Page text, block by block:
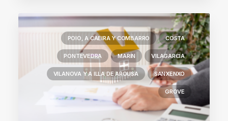
POIO, A CAEIRA Y COMBARRO COSTA
PONTEVEDRA MARÍN VILAGARCÍA
VILANOVA Y A ILLA DE AROUSA SANXENXO
GROVE